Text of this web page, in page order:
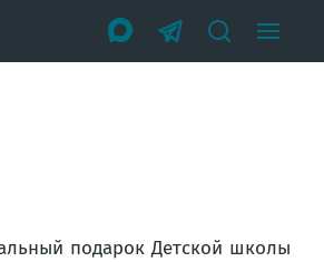
подарок Детской школы